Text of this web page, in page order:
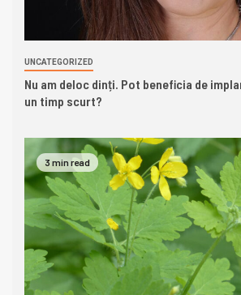
UNCATEGORIZED
Nu am deloc dinți. Pot beneficia de
un timp scurt?
3 min read